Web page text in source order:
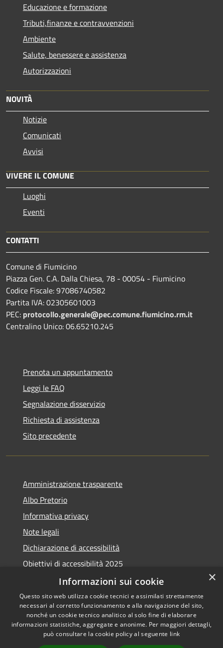
Educazione e formazione
Tributi,finanze e contravvenzioni
Ambiente
Salute, benessere e assistenza
Autorizzazioni
NOVITÀ
Notizie
Comunicati
Avvisi
VIVERE IL COMUNE
Luoghi
Eventi
CONTATTI
Comune di Fiumicino
Piazza Gen. C.A. Dalla Chiesa, 78 - 00054 - Fiumicino
Codice Fiscale: 97086740582
Partita IVA: 02305601003
PEC: protocollo.generale@pec.comune.fiumicino.rm.it
Centralino Unico: 06.65210.245
Prenota un appuntamento
Leggi le FAQ
Segnalazione disservizio
Richiesta di assistenza
Sito precedente
Amministrazione trasparente
Albo Pretorio
Informativa privacy
Note legali
Dichiarazione di accessibilità
Obiettivi di accessibilità 2025
Meccanismo di feedback
RSS
Accessibilità
Copyright © 2026 • Comune di
×
Informazioni sui cookie
Questo sito web utilizza cookie tecnici e assimilati strettamente
necessari al corretto funzionamento e alla navigazione del sito,
nonché un cookie tecnico analitico al solo fine di elaborare
informazioni statistiche, aggregate e anonime. Per maggiori dettagli,
può consultare la cookie policy al seguente link